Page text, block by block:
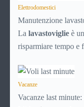
convenienza.
Elettrodomestici
Manutenzione
soluzioni)
La lavastoviglie è
risparmiare tempo e
problemi tecnici.
inconvenienti, con
risolverli da soli,
Vacanze
Vacanze last minute: